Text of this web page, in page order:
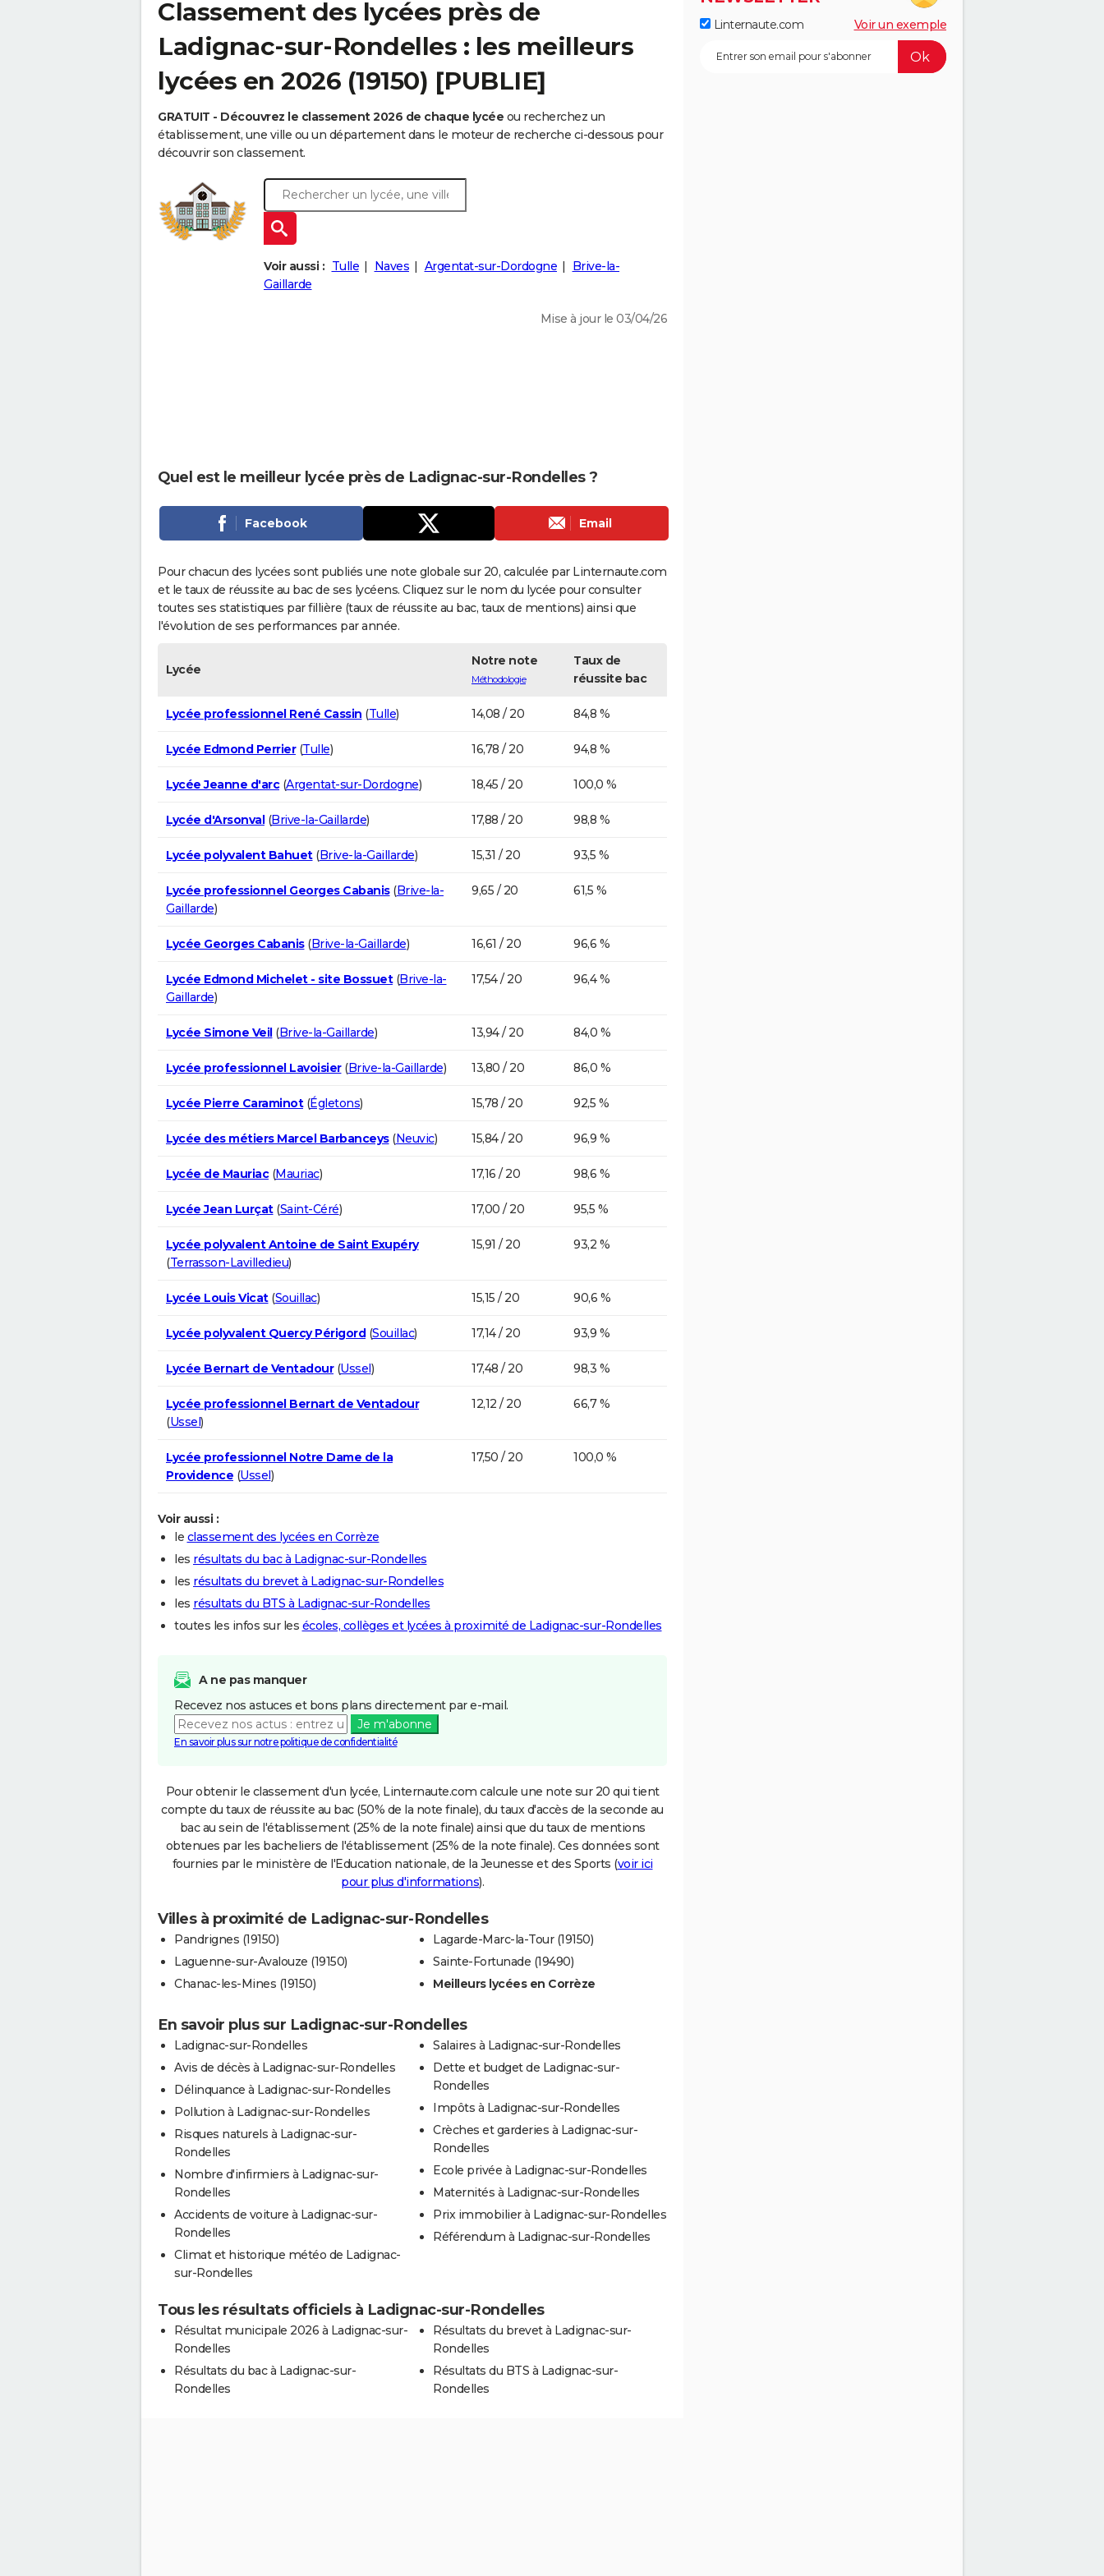
Classement des lycées près de
Ladignac-sur-Rondelles : les meilleurs
lycées en 2026 (19150) [PUBLIE]
GRATUIT - Découvrez le classement 2026 de chaque lycée ou recherchez un
établissement, une ville ou un département dans le moteur de recherche ci-dessous pour
découvrir son classement.
Voir aussi : Tulle Naves Argentat-sur-Dordogne
Brive-la-
Gaillarde
Mise à jour le 03/04/26
Quel est le meilleur lycée près de Ladignac-sur-Rondelles ?
Facebook Email
Pour chacun des lycées sont publiés une note globale sur 20, calculée par Linternaute.com
et le taux de réussite au bac de ses lycéens. Cliquez sur le nom du lycée pour consulter
toutes ses statistiques par fillière (taux de réussite au bac, taux de mentions) ainsi que
l'évolution de ses performances par année.
Lycée
Notre note
Méthodologie
Taux de
réussite bac
Lycée professionnel René Cassin (Tulle) 14,08 / 20 84,8 %
Lycée Edmond Perrier(Tulle) 16,78 / 20 94,8 %
Lycée Jeanne d'arc(Argentat-sur-Dordogne) 18,45 / 20 100,0 %
Lycée d'Arsonval(Brive-la-Gaillarde) 17,88 / 20 98,8 %
Lycée polyvalent Bahuet(Brive-la-Gaillarde) 15,31 / 20 93,5 %
Lycée professionnel Georges Cabanis(Brive-la-
Gaillarde)
9,65 / 20 61,5 %
Lycée Georges Cabanis(Brive-la-Gaillarde) 16,61 / 20 96,6 %
Lycée Edmond Michelet - site Bossuet(Brive-la-
Gaillarde)
17,54 / 20 96,4 %
Lycée Simone Veil(Brive-la-Gaillarde) 13,94 / 20 84,0 %
Lycée professionnel Lavoisier(Brive-la-Gaillarde) 13,80 / 20 86,0 %
Lycée Pierre Caraminot(Égletons) 15,78 / 20 92,5 %
Lycée des métiers Marcel Barbanceys(Neuvic) 15,84 / 20 96,9 %
Lycée de Mauriac(Mauriac) 17,16 / 20 98,6 %
Lycée Jean Lurçat(Saint-Céré) 17,00 / 20 95,5 %
Lycée polyvalent Antoine de Saint Exupéry
(Terrasson-Lavilledieu)
15,91 / 20 93,2 %
Lycée Louis Vicat(Souillac) 15,15 / 20 90,6 %
Lycée polyvalent Quercy Périgord(Souillac) 17,14 / 20 93,9 %
Lycée Bernart de Ventadour(Ussel) 17,48 / 20 98,3 %
Lycée professionnel Bernart de Ventadour
(Ussel)
12,12 / 20 66,7 %
Lycée professionnel Notre Dame de la
Providence (Ussel)
17,50 / 20 100,0 %
Voir aussi :
le classement des lycées en Corrèze
les résultats du bac à Ladignac-sur-Rondelles
les résultats du brevet à Ladignac-sur-Rondelles
les résultats du BTS à Ladignac-sur-Rondelles
toutes les infos sur les écoles, collèges et lycées à proximité de Ladignac-sur-Rondelles
A ne pas manquer
Recevez nos astuces et bons plans directement par e-mail.
Je m'abonne
En savoir plus sur notre politique de confidentialité
Pour obtenir le classement d'un lycée, Linternaute.com calcule une note sur 20 qui tient
compte du taux de réussite au bac (50% de la note finale), du taux d'accès de la seconde au
bac au sein de l'établissement (25% de la note finale) ainsi que du taux de mentions
obtenues par les bacheliers de l'établissement (25% de la note finale). Ces données sont
fournies par le ministère de l'Education nationale, de la Jeunesse et des Sports (voir ici
pour plus d'informations).
Villes à proximité de Ladignac-sur-Rondelles
Pandrignes (19150)
Laguenne-sur-Avalouze (19150)
Chanac-les-Mines (19150)
Lagarde-Marc-la-Tour (19150)
Sainte-Fortunade (19490)
Meilleurs lycées en Corrèze
En savoir plus sur Ladignac-sur-Rondelles
Ladignac-sur-Rondelles
Avis de décès à Ladignac-sur-Rondelles
Délinquance à Ladignac-sur-Rondelles
Pollution à Ladignac-sur-Rondelles
Risques naturels à Ladignac-sur-
Rondelles
Nombre d'infirmiers à Ladignac-sur-
Rondelles
Accidents de voiture à Ladignac-sur-
Rondelles
Climat et historique météo de Ladignac-
sur-Rondelles
Salaires à Ladignac-sur-Rondelles
Dette et budget de Ladignac-sur-
Rondelles
Impôts à Ladignac-sur-Rondelles
Crèches et garderies à Ladignac-sur-
Rondelles
Ecole privée à Ladignac-sur-Rondelles
Maternités à Ladignac-sur-Rondelles
Prix immobilier à Ladignac-sur-Rondelles
Référendum à Ladignac-sur-Rondelles
Tous les résultats officiels à Ladignac-sur-Rondelles
Résultat municipale 2026 à Ladignac-sur-
Rondelles
Résultats du bac à Ladignac-sur-
Rondelles
Résultats du brevet à Ladignac-sur-
Rondelles
Résultats du BTS à Ladignac-sur-
Rondelles
Linternaute.com Voir un exemple